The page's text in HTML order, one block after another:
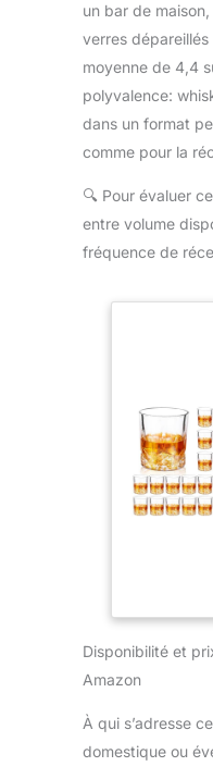
un bar de
verres
moyenne de 4,4
polyvalence:
dans un format
comme pour la
🔍 Pour évaluer
entre volume
fréquence de
Disponibilité et
Amazon
À qui s’adresse
domestique ou